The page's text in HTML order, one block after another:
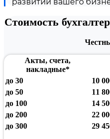
Стоимость
Акты, счета,
накладные*
до 30
10
до 50 11
до 100 14
до 200 22
до 300 29